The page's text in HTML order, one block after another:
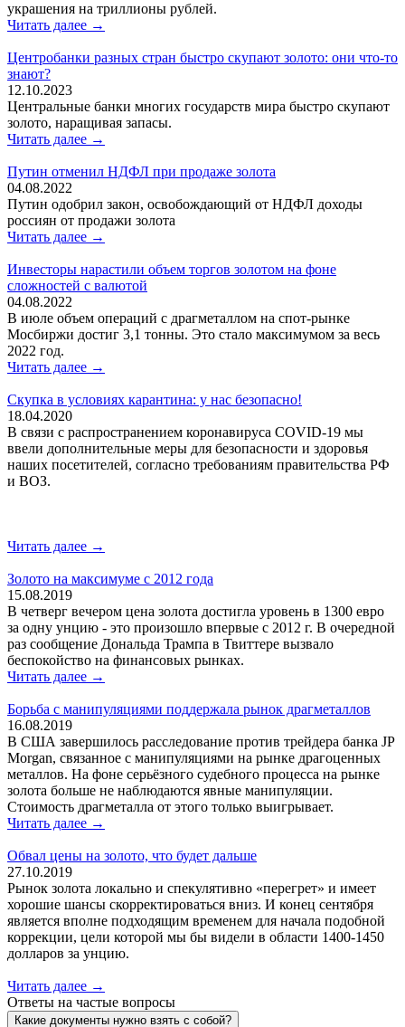
украшения на триллионы рублей.
Читать далее →
Центробанки разных стран быстро скупают золото: они что-то
знают?
12.10.2023
Центральные банки многих государств мира быстро скупают
золото, наращивая запасы.
Читать далее →
Путин отменил НДФЛ при продаже золота
04.08.2022
Путин одобрил закон, освобождающий от НДФЛ доходы
россиян от продажи золота
Читать далее →
Инвесторы нарастили объем торгов золотом на фоне
сложностей с валютой
04.08.2022
В июле объем операций с драгметаллом на спот-рынке
Мосбиржи достиг 3,1 тонны. Это стало максимумом за весь
2022 год.
Читать далее →
Скупка в условиях карантина: у нас безопасно!
18.04.2020
В связи с распространением коронавируса COVID-19 мы
ввели дополнительные меры для безопасности и здоровья
наших посетителей, согласно требованиям правительства РФ
и ВОЗ.
Читать далее →
Золото на максимуме с 2012 года
15.08.2019
В четверг вечером цена золота достигла уровень в 1300 евро
за одну унцию - это произошло впервые с 2012 г. В очередной
раз сообщение Дональда Трампа в Твиттере вызвало
беспокойство на финансовых рынках.
Читать далее →
Борьба с манипуляциями поддержала рынок драгметаллов
16.08.2019
В США завершилось расследование против трейдера банка JP
Morgan, связанное с манипуляциями на рынке драгоценных
металлов. На фоне серьёзного судебного процесса на рынке
золота больше не наблюдаются явные манипуляции.
Стоимость драгметалла от этого только выигрывает.
Читать далее →
Обвал цены на золото, что будет дальше
27.10.2019
Рынок золота локально и спекулятивно «перегрет» и имеет
хорошие шансы скорректироваться вниз. И конец сентября
является вполне подходящим временем для начала подобной
коррекции, цели которой мы бы видели в области 1400-1450
долларов за унцию.
Читать далее →
Ответы на частые вопросы
Какие документы нужно взять с собой?